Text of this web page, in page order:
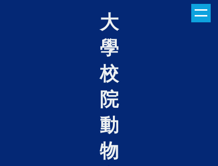
大
學
校
院
動
物